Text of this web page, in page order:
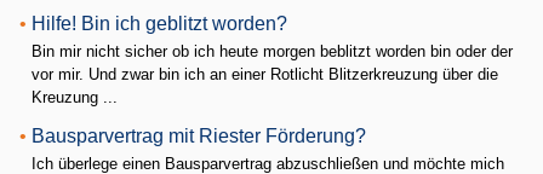
• Hilfe! Bin ich geblitzt worden?
Bin mir nicht sicher ob ich heute morgen beblitzt worden bin oder der
vor mir. Und zwar bin ich an einer Rotlicht Blitzerkreuzung über die
Kreuzung ...
• Bausparvertrag mit Riester Förderung?
Ich überlege einen Bausparvertrag abzuschließen und möchte mich